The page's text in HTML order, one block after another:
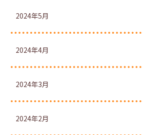
2024年5月
2024年4月
2024年3月
2024年2月